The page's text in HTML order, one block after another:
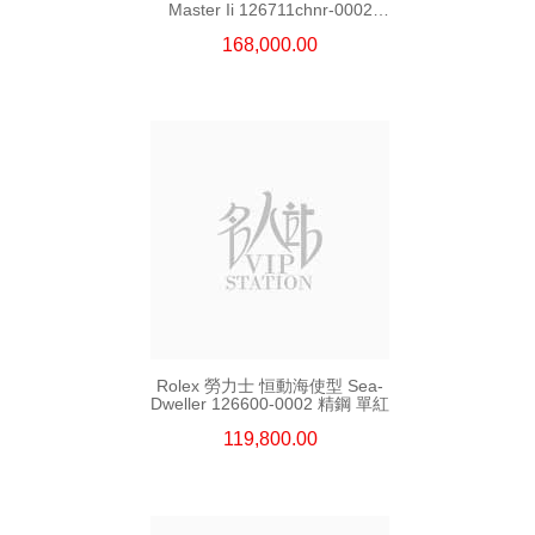
Master Ii 126711chnr-0002
168,000.00
Rolex 勞力士 恒動海使型 Sea-
Dweller 126600-0002 精鋼 單紅
119,800.00